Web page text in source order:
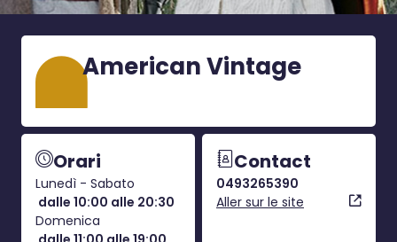
American Vintage
Orari
Lunedì - Sabato
dalle 10:00 alle 20:30
Domenica
Contact
0493265390
Aller sur le site